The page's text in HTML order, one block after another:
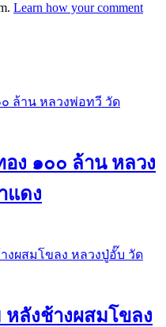
Learn how your comment
อง ๑๐๐ ล้าน หลวง
แดง
ลังช้างผสมโขลง